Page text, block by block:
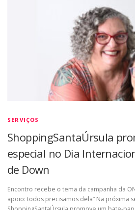
SERVIÇOS
ShoppingSantaÚrsula
especial no Dia
de Down
Encontro recebe o tema da campanha da
apoio: todos precisamos dela” Na próxima